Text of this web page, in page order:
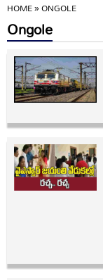
HOME»ONGOLE
Ongole